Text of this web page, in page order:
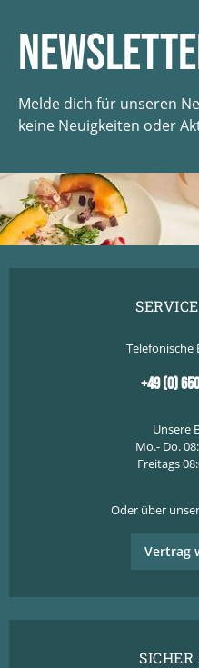
Melde dich für unseren
keine Neuigkeiten oder
Telefonische
+49 (0)
Unsere
Mo.- Do.
Freitags
Oder über unser
Vertrag
SICHER